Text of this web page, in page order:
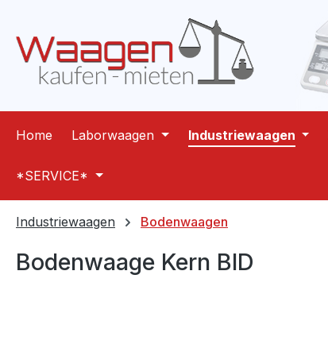
Zur Hauptnavigation springen
Home Laborwaagen Industriewaagen
*SERVICE*
Industriewaagen Bodenwaagen
Bodenwaage Kern BID